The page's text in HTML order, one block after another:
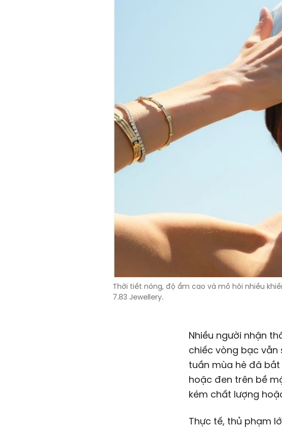
Thời tiết nóng, độ ẩm cao và mồ hôi nhiều
7.83 Jewellery.
Nhiều người nhận
chiếc vòng bạc
tuần mùa hè đã
hoặc đen trên bề
kém chất lượng
Thực tế, thủ phạm